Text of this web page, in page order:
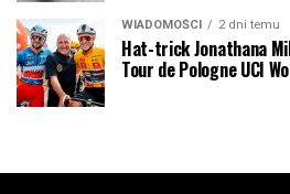
WIADOMOŚCI 2 dni temu
Hat-trick Jonathana
Tour de Pologne UCI